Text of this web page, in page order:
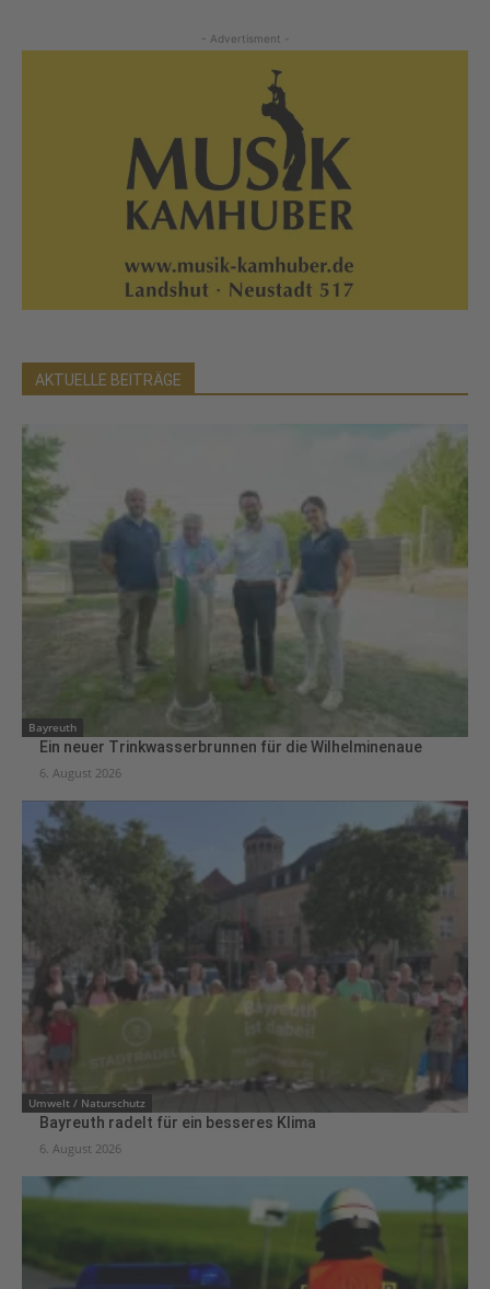
- Advertisment -
AKTUELLE BEITRÄGE
Bayreuth
Ein neuer Trinkwasserbrunnen für die Wilhelminenaue
6. August 2026
Umwelt / Naturschutz
Bayreuth radelt für ein besseres Klima
6. August 2026